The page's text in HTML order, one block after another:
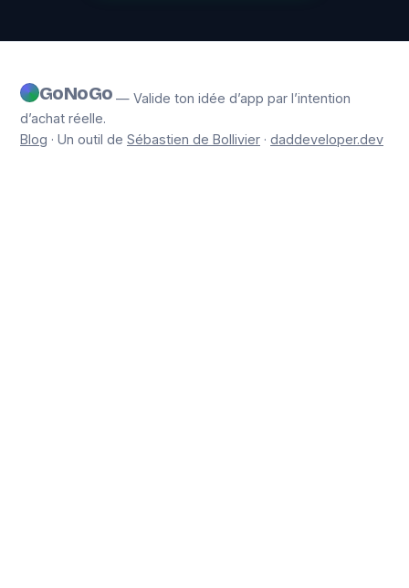
GoNoGo — Valide ton idée d’app par l’intention
d’achat réelle.
Blog · Un outil de Sébastien de Bollivier · daddeveloper.dev